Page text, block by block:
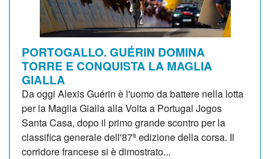
PORTOGALLO. GUÉRIN DOMINA
TORRE E CONQUISTA LA MAGLIA
GIALLA
Da oggi Alexis Guérin è l'uomo da battere nella lotta
per la Maglia Gialla alla Volta a Portugal Jogos
Santa Casa, dopo il primo grande scontro per la
classifica generale dell'87ª edizione della corsa. Il
corridore francese si è dimostrato...